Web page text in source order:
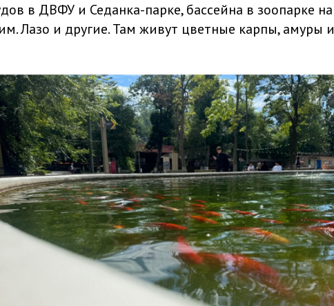
в ДВФУ и Седанка-парке, бассейна в зоопарке на
Лазо и другие. Там живут цветные карпы, амуры и